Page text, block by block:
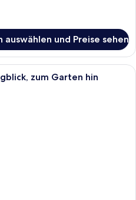
auswählen und Preise sehen
Ein modernes Schlafzimmer mit
zum Garten hin